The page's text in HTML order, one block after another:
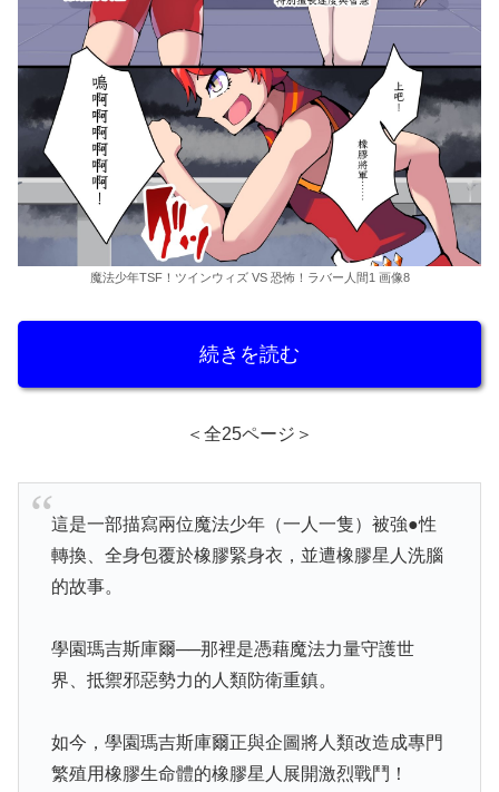
魔法少年TSF！ツインウィズ VS 恐怖！ラバー人間1 画像8
続きを読む
＜全25ページ＞
這是一部描寫兩位魔法少年（一人一隻）被強●性
轉換、全身包覆於橡膠緊身衣，並遭橡膠星人洗腦
的故事。
學園瑪吉斯庫爾──那裡是憑藉魔法力量守護世
界、抵禦邪惡勢力的人類防衛重鎮。
如今，學園瑪吉斯庫爾正與企圖將人類改造成專門
繁殖用橡膠生命體的橡膠星人展開激烈戰鬥！